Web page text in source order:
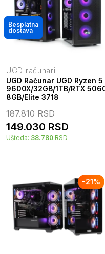
Besplatna
dostava
UGD računari
UGD Računar UGD Ryzen 5
9600X/32GB/1TB/RTX
8GB/Elite 3718
187.810RSD
149.030 RSD
Ušteda: 38.780 RSD
-21%